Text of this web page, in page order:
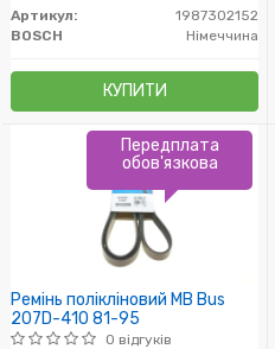
Артикул:
1987302152
BOSCH
Німеччина
КУПИТИ
Ремінь полікліновий MB Bus
207D-410 81-95
0 відгуків
Передплата
обов'язкова